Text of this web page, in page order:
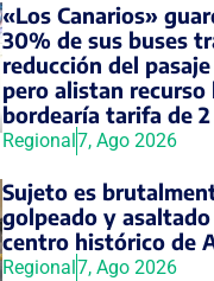
«Los Canarios»
30% de sus buses
reducción del pasaje
pero alistan recurso
bordearía tarifa de
Regional 7, Ago 2026
Sujeto es
golpeado y asaltado
centro histórico de
Regional 7, Ago 2026